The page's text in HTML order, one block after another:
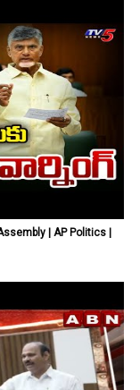
| AP Politics |